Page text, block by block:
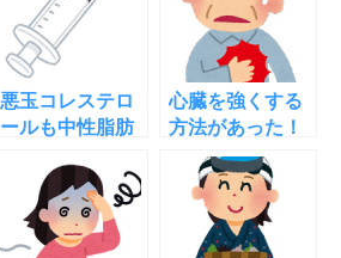
悪玉コレステロ
ールも中性脂肪
し！新常識はこ
れだ！
心臓を強くする
方法があった！
心臓病の人も鍛
えられる心臓リ
ハビリ